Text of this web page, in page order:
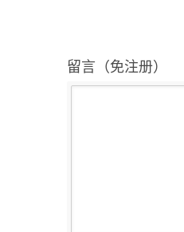
留言（免注册）